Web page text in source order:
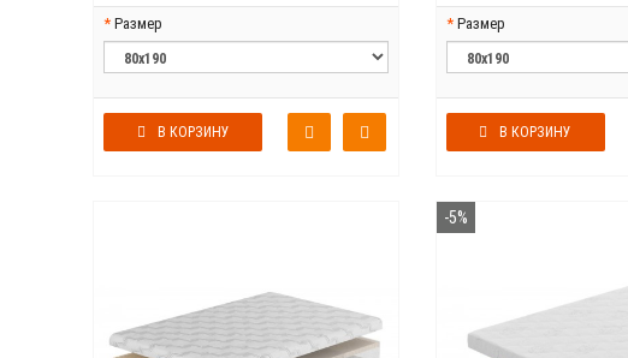
Размер
В КОРЗИНУ
Размер
В КОРЗИНУ
-5%